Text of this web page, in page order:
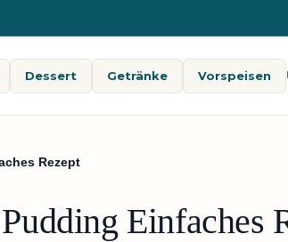
Dessert Getränke Vorspeisen
Rezept
Einfaches